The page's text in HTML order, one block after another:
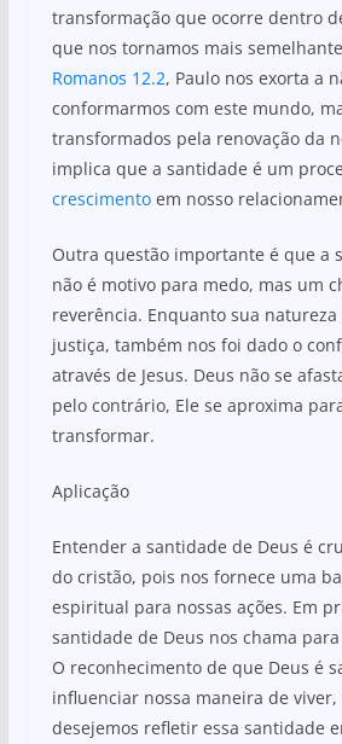
transformação que ocorre dentro
que nos tornamos mais
Romanos 12.2, Paulo nos exorta a
conformarmos com este mundo,
transformados pela renovação da
implica que a santidade é um
crescimentoem nosso
Outra questão importante é que a
não é motivo para medo, mas um
reverência. Enquanto sua natureza
justiça, também nos foi dado o
através de Jesus. Deus não se
pelo contrário, Ele se aproxima
transformar.
Aplicação
Entender a santidade de Deus é
do cristão, pois nos fornece uma
espiritual para nossas ações. Em
santidade de Deus nos chama
O reconhecimento de que Deus é
influenciar nossa maneira de
desejemos refletir essa santidade